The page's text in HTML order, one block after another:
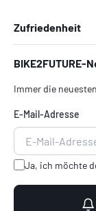
Zufriedenheit
BIKE2FUTURE-
Immer die
E-Mail-Adresse
Ja, ich möchte